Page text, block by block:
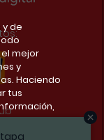
y de
mejor
y
Haciendo
tus